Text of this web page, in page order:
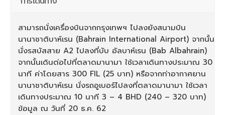
สามารถนั่งเครื่องบินจากกรุงเทพฯ ไปลงยังสนามบิน
นานาชาติบาห์เรน (Bahrain International Airport) จากนั้น
นั่งรสบัสสาย A2 ไปลงที่บับ อัลบาห์เรน (Bab Albahrain)
จากนั้นเดินต่อไปที่ตลาดมานามา ใช้เวลาเดินทางประมาณ 30
นาที ค่าโดยสาร 300 FIL (25 บาท) หรือจากท่าอากาศยาน
นานาชาติบาห์เรน นั่งรถอูเบอร์ไปลงที่ตลาดมานามา ใช้เวลา
เดินทางประมาณ 10 นาที 3 – 4 BHD (240 – 320 บาท)
ข้อมูล ณ วันที่ 20 ธ.ค. 62